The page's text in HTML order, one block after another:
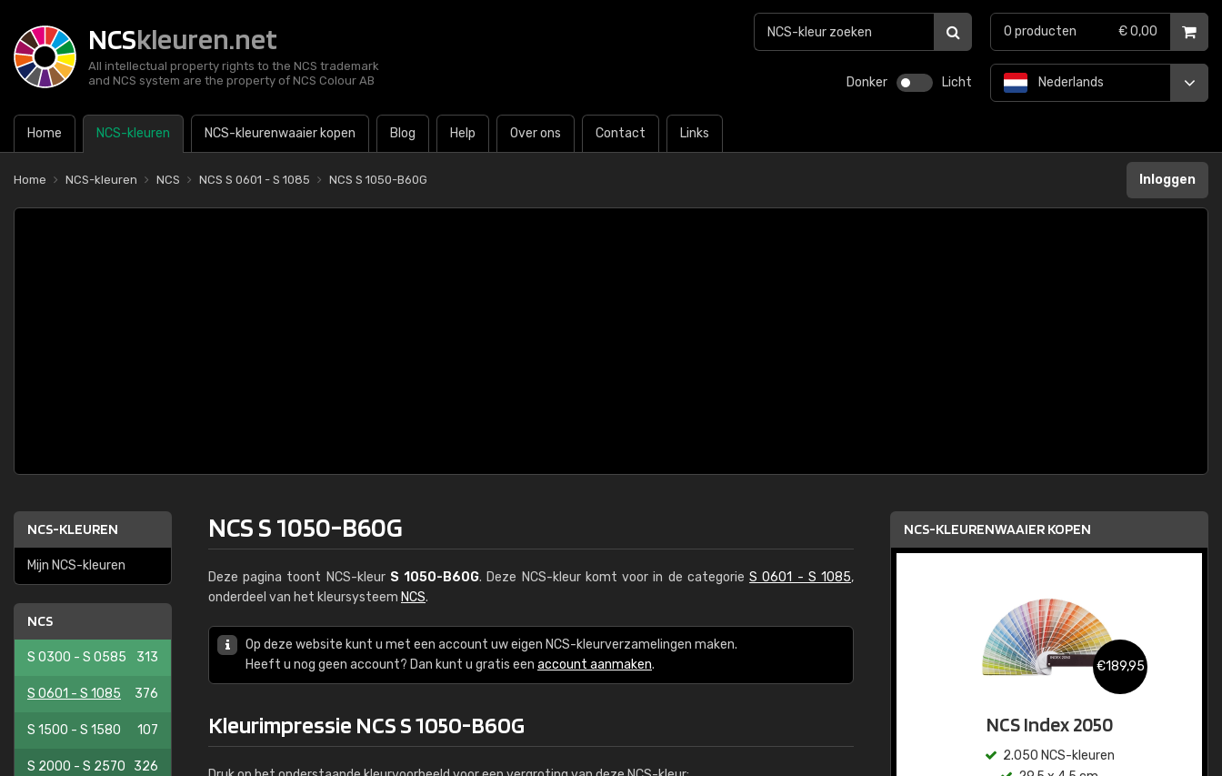
NCSkleuren.net
All intellectual property rights to the NCS trademark
and NCS system are the property of NCS Colour AB
Donker Licht
Home NCS-kleuren NCS-kleurenwaaier kopen Blog Help Over ons Contact Links
Nederlands
0 producten € 0,00
Home NCS-kleuren NCS NCS S 0601 - S 1085 NCS S 1050-B60G Inloggen
NCS-KLEUREN
Mijn NCS-kleuren
NCS
S 0300 - S 0585 313
S 0601 - S 1085 376
S 1500 - S 1580 107
S 2000 - S 2570 326
NCS S 1050-B60G
Deze pagina toont NCS-kleur S 1050-B60G. Deze NCS-kleur komt voor in de categorieS 0601 - S 1085,
onderdeel van het kleursysteem NCS.
Op deze website kunt u met een account uw eigen NCS-kleurverzamelingen maken.
Heeft u nog geen account? Dan kunt u gratis een account aanmaken.
Kleurimpressie NCS S 1050-B60G
NCS-KLEURENWAAIER KOPEN
€189,95
NCS Index 2050
2.050 NCS-kleuren